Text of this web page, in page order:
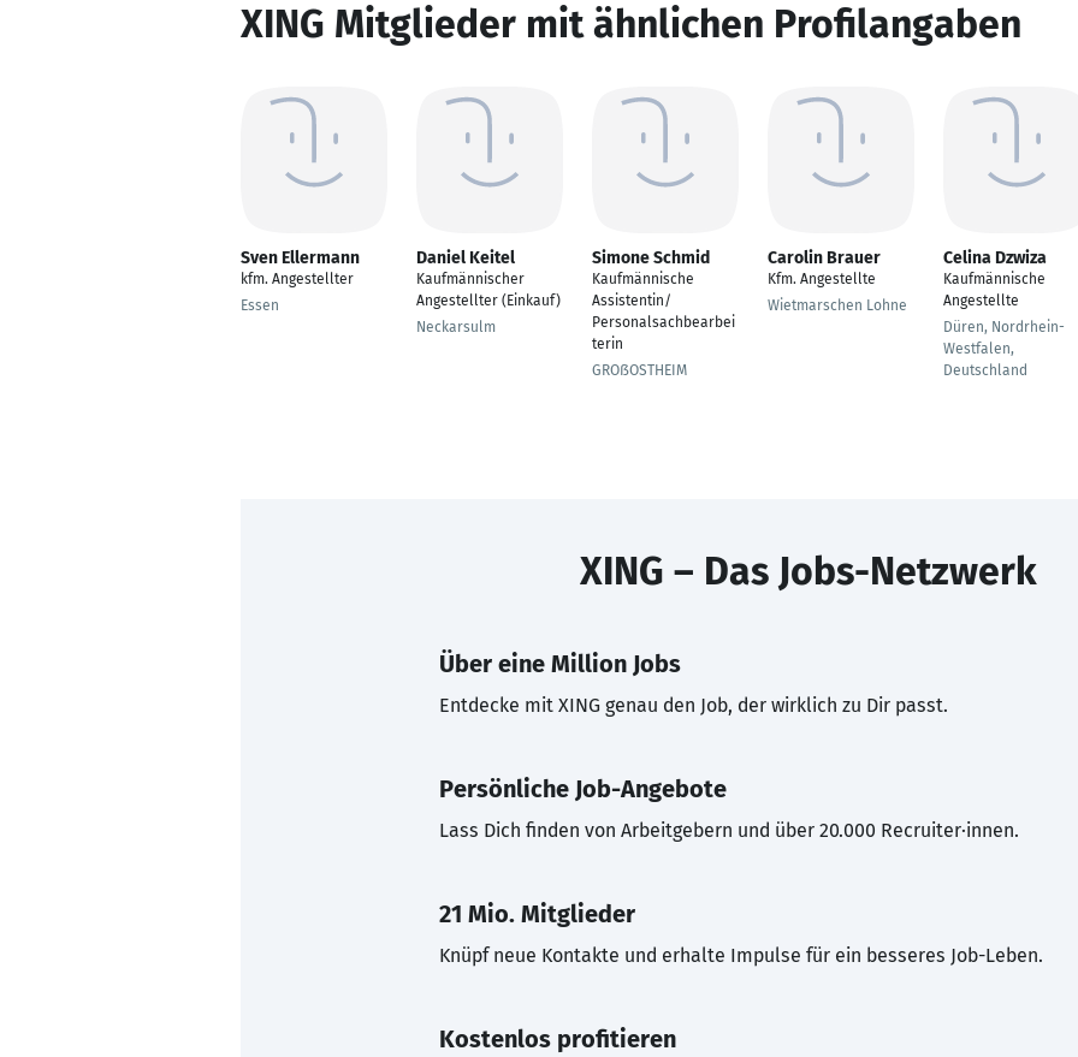
XING Mitglieder mit ähnlichen Profilangaben
Sven Ellermann
kfm. Angestellter
Essen
Daniel Keitel
Kaufmännischer
Angestellter (Einkauf)
Neckarsulm
Simone Schmid
Kaufmännische
Assistentin/
Personalsachbearbei
terin
GROßOSTHEIM
Carolin Brauer
Kfm. Angestellte
Wietmarschen Lohne
Celina Dzwiza
Kaufmännische
Angestellte
Düren, Nordrhein-
Westfalen,
Deutschland
XING – Das Jobs-Netzwerk
Über eine Million Jobs
Entdecke mit XING genau den Job, der wirklich zu Dir passt.
Persönliche Job-Angebote
Lass Dich finden von Arbeitgebern und über 20.000 Recruiter·innen.
21 Mio. Mitglieder
Knüpf neue Kontakte und erhalte Impulse für ein besseres Job-Leben.
Kostenlos profitieren